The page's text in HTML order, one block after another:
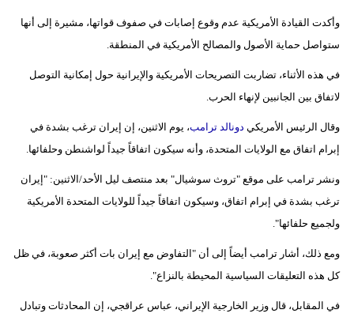
وأكدت القيادة الأمريكية عدم وقوع إصابات في صفوف قواتها، مشيرة إلى أنها
ستواصل حماية الأصول والمصالح الأمريكية في المنطقة.
في هذه الأثناء، تضاربت التصريحات الأمريكية والإيرانية حول إمكانية التوصل
لاتفاق بين الجانبين لإنهاء الحرب.
وقال الرئيس الأمريكي دونالد ترامب، يوم الاثنين، إن إيران ترغب بشدة في
إبرام اتفاق مع الولايات المتحدة، وأنه سيكون اتفاقاً جيداً لواشنطن وحلفائها.
ونشر ترامب على موقع "تروث سوشيال" بعد منتصف ليل الأحد/الاثنين: "إيران
ترغب بشدة في إبرام اتفاق، وسيكون اتفاقاً جيداً للولايات المتحدة الأمريكية
ولجميع حلفائها".
ومع ذلك، أشار ترامب أيضاً إلى أن "التفاوض مع إيران بات أكثر صعوبة، في ظل
كل هذه التعليقات السياسية المحيطة بالنزاع".
في المقابل، قال وزير الخارجية الإيراني، عباس عراقجي، إن المحادثات وتبادل